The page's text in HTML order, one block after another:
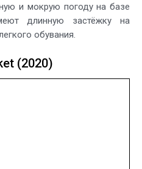
и мокрую погоду на базе
длинную застёжку на
обувания.
(2020)